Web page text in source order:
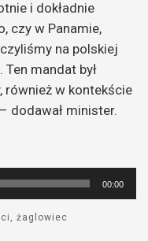
i dokładnie
czy w Panamie,
na polskiej
Ten mandat był
również w kontekście
dodawał minister.
00:00
żaglowiec